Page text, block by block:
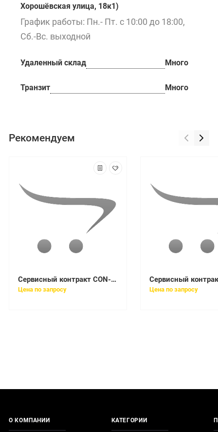
Хорошёвская улица, 18к1)
График работы: Пн.- Пт. с 10:00 до 18:00,
Сб.-Вс. выходной
Удаленный склад Много
Транзит Много
Рекомендуем
Сервисный контракт CON-SNT-C4506E
Цена по запросу Цена по запросу
О КОМПАНИИ КАТЕГОРИИ